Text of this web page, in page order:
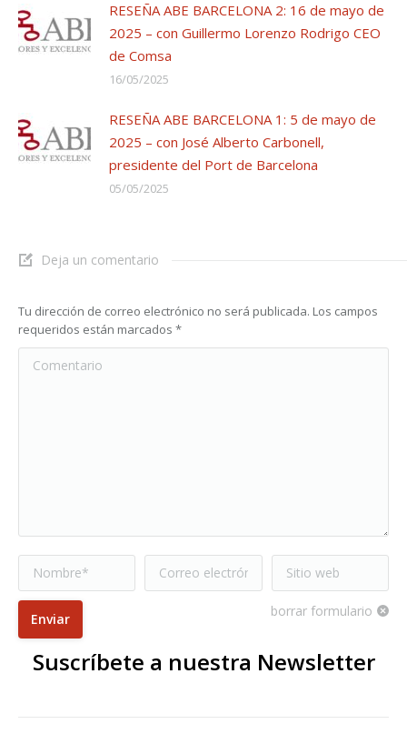
RESEÑA ABE BARCELONA 2: 16 de mayo de
2025 – con Guillermo Lorenzo Rodrigo CEO
de Comsa
16/05/2025
RESEÑA ABE BARCELONA 1: 5 de mayo de
2025 – con José Alberto Carbonell,
presidente del Port de Barcelona
05/05/2025
Deja un comentario
Tu dirección de correo electrónico no será publicada. Los campos
requeridos están marcados *
Comentario
Nombre *
Correo electrónico
*
Sitio web
borrar formulario
Enviar
Suscríbete a nuestra Newsletter